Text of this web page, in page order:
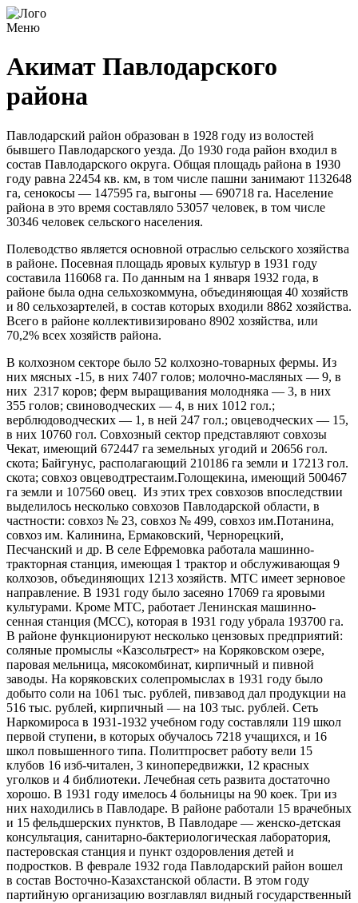
Меню
Акимат Павлодарского
района
Павлодарский район образован в 1928 году из волостей
бывшего Павлодарского уезда. До 1930 года район входил в
состав Павлодарского округа. Общая площадь района в 1930
году равна 22454 кв. км, в том числе пашни занимают 1132648
га, сенокосы — 147595 га, выгоны — 690718 га. Население
района в это время составляло 53057 человек, в том числе
30346 человек сельского населения.
Полеводство является основной отраслью сельского хозяйства
в районе. Посевная пло­щадь яровых культур в 1931 году
составила 116068 га. По данным на 1 января 1932 года, в
районе была одна сельхозкоммуна, объединяющая 40 хозяйств
и 80 сельхозартелей, в состав которых входили 8862 хозяйства.
Всего в районе коллективизировано 8902 хозяйства, или
70,2% всех хозяйств района.
В колхозном секторе было 52 колхозно-товарных фермы. Из
них мясных -15, в них 7407 голов; молочно-масляных — 9, в
них 2317 коров; ферм выращивания молодняка — 3, в них
355 голов; свиноводческих — 4, в них 1012 гол.;
верблюдоводческих — 1, в ней 247 гол.; овцеводческих — 15,
в них 10760 гол. Совхозный сектор представляют совхозы
Чекат, имеющий 672447 га земельных угодий и 20656 гол.
скота; Байгунус, располагающий 210186 га земли и 17213 гол.
скота; совхоз овцеводтрестаим.Голощекина, имеющий 500467
га земли и 107560 овец. Из этих трех совхозов впоследствии
выделилось несколько совхозов Павлодарской об­ласти, в
частности: совхоз № 23, совхоз № 499, совхоз им.Потанина,
совхоз им. Калинина, Ермаковский, Чернорецкий,
Песчанский и др. В селе Ефремовка работала машинно-
тракторная станция, имеющая 1 трактор и обслуживающая 9
колхозов, объединяющих 1213 хозяйств. МТС имеет зерновое
направление. В 1931 году было засеяно 17069 га яровыми
культурами. Кроме МТС, работает Ленинская машинно-
сенная станция (МСС), которая в 1931 году убрала 193700 га.
В районе функционируют несколько цензовых предприятий:
соляные промыслы «Казсольтрест» на Коряковском озере,
паровая мельница, мясокомбинат, кирпичный и пивной
заводы. На коряковских солепромыслах в 1931 году было
добыто соли на 1061 тыс. рублей, пивзавод дал продукции на
516 тыс. рублей, кирпичный — на 103 тыс. рублей. Сеть
Наркомироса в 1931-1932 учебном году составляли 119 школ
первой ступени, в которых обучалось 7218 учащихся, и 16
школ повышенного типа. Политпросвет работу вели 15
клубов 16 изб-читален, 3 кинопередвижки, 12 красных
уголков и 4 библиотеки. Лечебная сеть развита достаточно
хорошо. В 1931 году имелось 4 больницы на 90 коек. Три из
них находились в Павлодаре. В районе работали 15 врачебных
и 15 фельдшерских пунктов, В Павлодаре — женско-детская
консультация, санитарно-бактериологическая лаборатория,
пастеровская станция и пункт оздоровления детей и
подростков. В феврале 1932 года Павлодарский район вошел
в состав Восточно-Казахстанской области. В этом году
партийную организацию возглавлял видный государственный